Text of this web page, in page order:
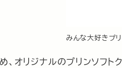
みんな大好きプ
、オリジナルのプリンソフ